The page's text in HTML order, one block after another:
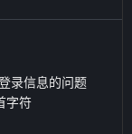
录信息的问题
字符